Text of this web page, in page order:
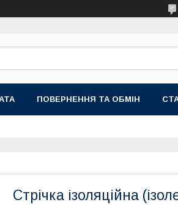
ПОВЕРНЕННЯ ТА ОБМІН
Стрічка ізоляційна